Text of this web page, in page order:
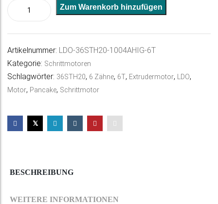
LDO
Schrittmotor
36STH20-
Menge
Zum Warenkorb hinzufügen
t
Artikelnummer: LDO-36STH20-1004AHIG-6T
Kategorie: Schrittmotoren
Schlagwörter: 36STH20, 6 Zähne, 6T, Extrudermotor, LDO,
Motor, Pancake, Schrittmotor
BESCHREIBUNG
WEITERE INFORMATIONEN